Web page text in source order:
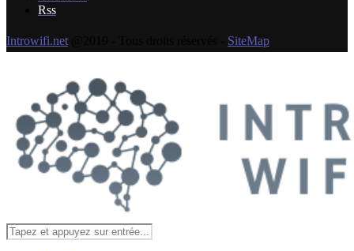
Rss
Introwifi.net SiteMap